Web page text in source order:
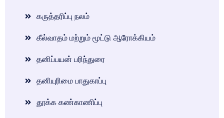
கருத்தரிப்பு நலம்
கீல்வாதம் மற்றும் மூட்டு ஆரோக்கியம்
தனிப்பயன் பரிந்துரை
தனியுரிமை பாதுகாப்பு
தூக்க கண்காணிப்பு